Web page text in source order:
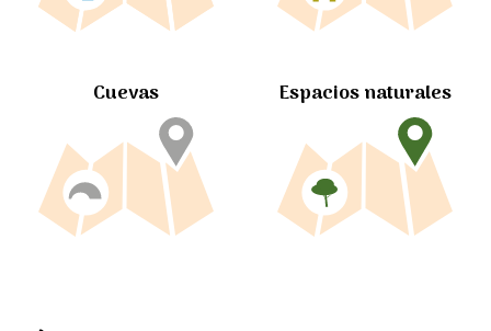
Cuevas Espacios naturales